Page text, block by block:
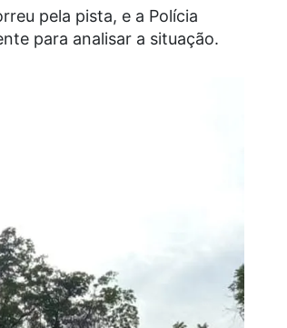
pela pista, e a Polícia
para analisar a situação.